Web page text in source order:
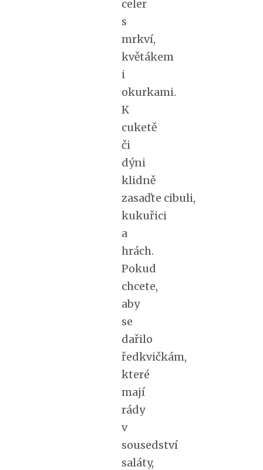
celer
s
mrkví,
květákem
i
okurkami.
K
cuketě
či
dýni
klidně
zasaďte cibuli,
kukuřici
a
hrách.
Pokud
chcete,
aby
se
dařilo
ředkvičkám,
které
mají
rády
v
sousedství
saláty,